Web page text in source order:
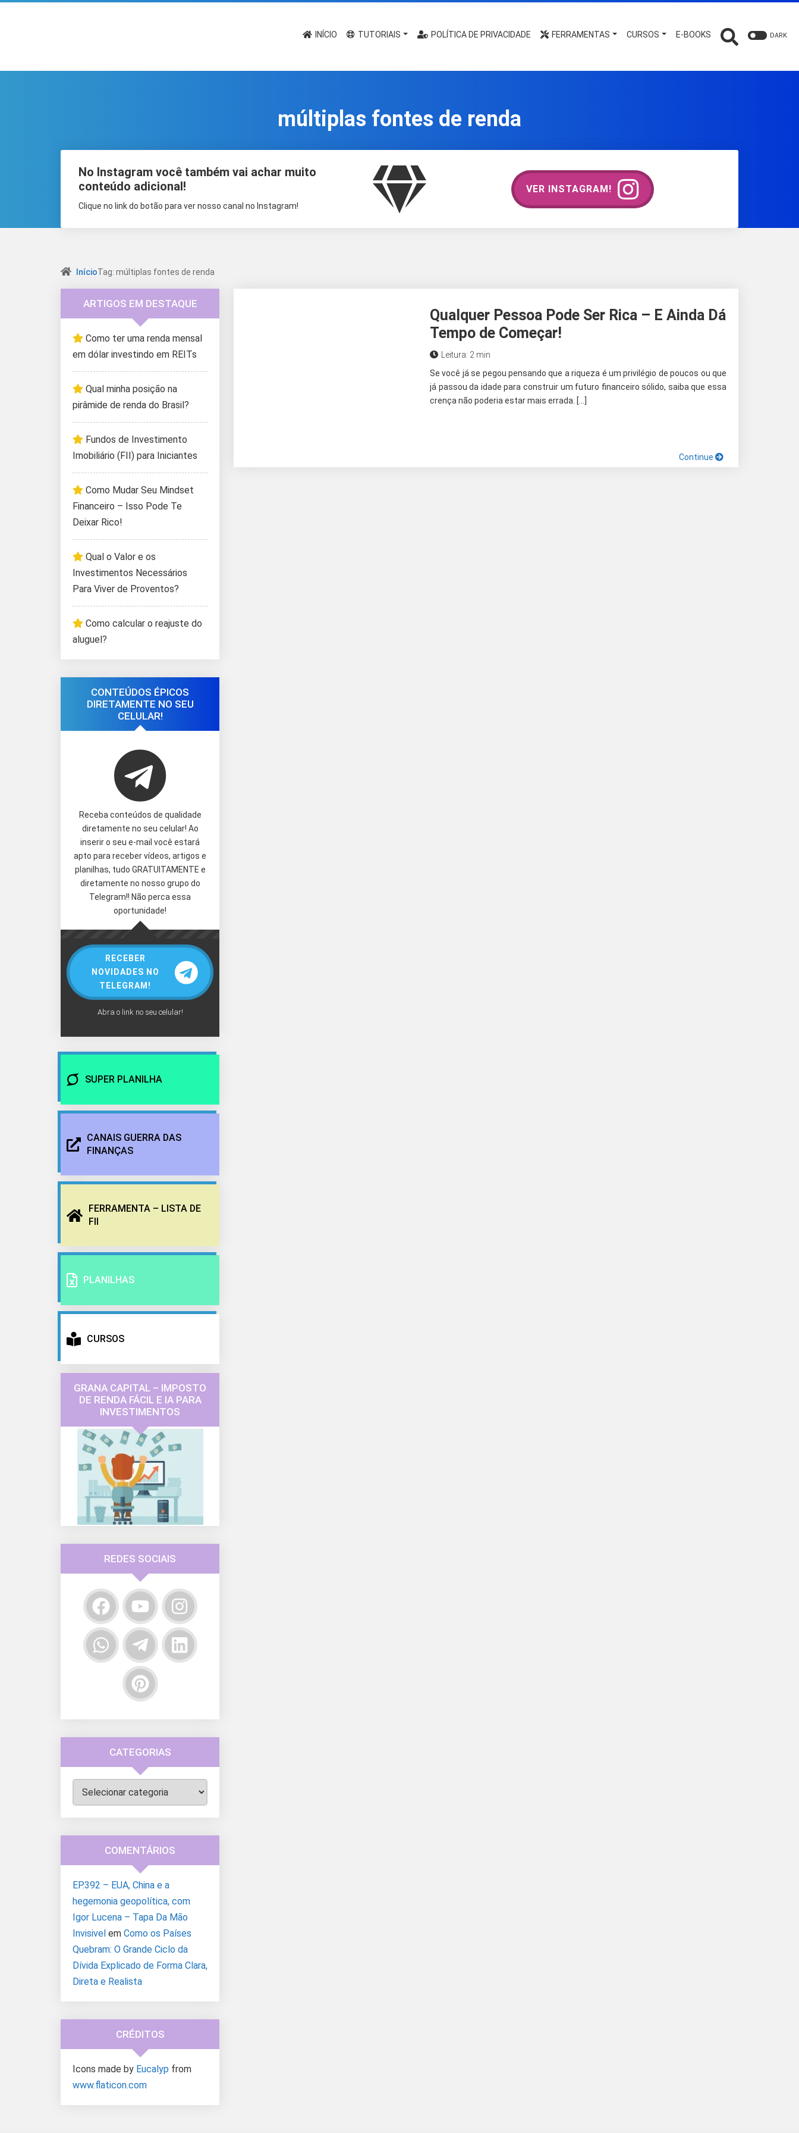
INÍCIO TUTORIAIS POLÍTICA DE PRIVACIDADE FERRAMENTAS CURSOS E-BOOKS DARK
múltiplas fontes de renda
No Instagram você também vai achar muito
conteúdo adicional!
Clique no link do botão para ver nosso canal no Instagram!
VER INSTAGRAM!
InícioTag: múltiplas fontes de renda
Qualquer Pessoa Pode Ser Rica – E Ainda Dá
Tempo de Começar!
Leitura: 2 min
Se você já se pegou pensando que a riqueza é um privilégio de poucos ou que
já passou da idade para construir um futuro financeiro sólido, saiba que essa
crença não poderia estar mais errada. […]
Continue
ARTIGOS EM DESTAQUE
Como ter uma renda mensal
em dólar investindo em REITs
Qual minha posição na
pirâmide de renda do Brasil?
Fundos de Investimento
Imobiliário (FII) para Iniciantes
Como Mudar Seu Mindset
Financeiro – Isso Pode Te
Deixar Rico!
Qual o Valor e os
Investimentos Necessários
Para Viver de Proventos?
Como calcular o reajuste do
aluguel?
CONTEÚDOS ÉPICOS
DIRETAMENTE NO SEU
CELULAR!
Receba conteúdos de qualidade
diretamente no seu celular! Ao
inserir o seu e-mail você estará
apto para receber vídeos, artigos e
planilhas, tudo GRATUITAMENTE e
diretamente no nosso grupo do
Telegram!! Não perca essa
oportunidade!
RECEBER
NOVIDADES NO
TELEGRAM!
Abra o link no seu celular!
SUPER PLANILHA
CANAIS GUERRA DAS
FINANÇAS
FERRAMENTA – LISTA DE
FII
PLANILHAS
CURSOS
GRANA CAPITAL – IMPOSTO
DE RENDA FÁCIL E IA PARA
INVESTIMENTOS
REDES SOCIAIS
CATEGORIAS
Categorias
COMENTÁRIOS
EP.392 – EUA, China e a
hegemonia geopolítica, com
Igor Lucena – Tapa Da Mão
Invisivel em Como os Países
Quebram: O Grande Ciclo da
Dívida Explicado de Forma Clara,
Direta e Realista
CRÉDITOS
Icons made by Eucalyp from
www.flaticon.com